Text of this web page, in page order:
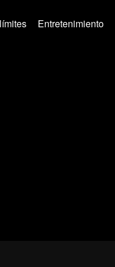
Entretenimiento